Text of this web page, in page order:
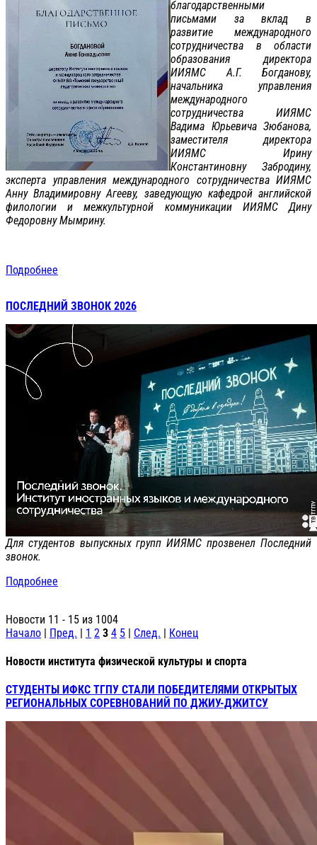
благодарственными
письмами за вклад в
развитие международного
сотрудничества в области
образования директора
ИИЯМС А.Г. Богданову,
начальника управления
международного
сотрудничества ИИЯМС
Вадима Юрьевича Зюбанова,
заместителя директора
ИИЯМС Ирину
Константиновну Забродину,
эксперта управления международного сотрудничества ИИЯМС
Анну Владимировну Агееву, заведующую кафедрой английской
филологии и межкультурной коммуникации ИИЯМС Дину
Федоровну Мымрину.
Подробнее
ПОСЛЕДНИЙ ЗВОНОК 2026
Для студентов выпускных групп ИИЯМС прозвенел Последний
звонок.
Подробнее
Новости 11 - 15 из 1004
Начало | Пред. | 1 2 3 4 5 | След. | Конец
Новости института физической культуры и спорта
СТУДЕНТЫ ИФКС ТГПУ СТАЛИ ПОБЕДИТЕЛЯМИ ОТКРЫТЫХ
РЕГИОНАЛЬНЫХ СОРЕВНОВАНИЙ ПО ДЖИУ-ДЖИТСУ